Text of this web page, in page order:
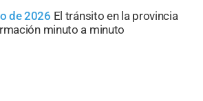
de 2026 El tránsito en la provincia
minuto a minuto